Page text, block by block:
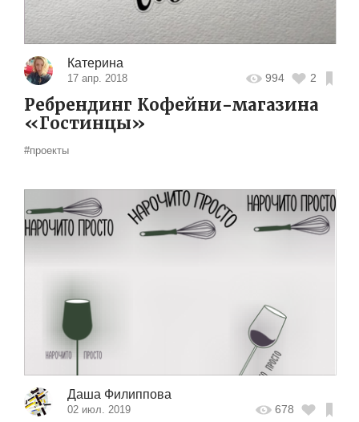
Катерина
17 апр. 2018 994 2
Ребрендинг Кофейни-магазина
«Гостинцы»
#проекты
Даша Филиппова
02 июл. 2019 678